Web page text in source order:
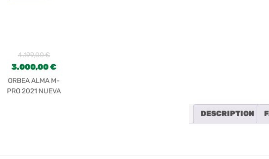
4.199,00€
3.000,00€
ORBEA ALMA M-
PRO 2021 NUEVA
DESCRIPTION